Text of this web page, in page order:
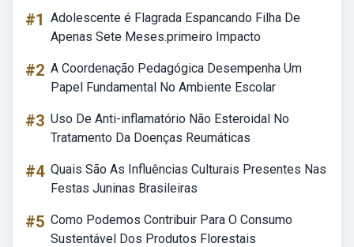
#1 Adolescente é Flagrada Espancando Filha De
Apenas Sete Meses.primeiro Impacto
#2 A Coordenação Pedagógica Desempenha Um
Papel Fundamental No Ambiente Escolar
#3 Uso De Anti-inflamatório Não Esteroidal No
Tratamento Da Doenças Reumáticas
#4 Quais São As Influências Culturais Presentes Nas
Festas Juninas Brasileiras
#5 Como Podemos Contribuir Para O Consumo
Sustentável Dos Produtos Florestais